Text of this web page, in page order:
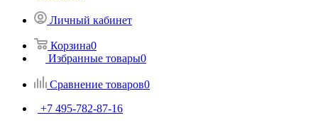
Личный кабинет
Корзина0
Избранные товары0
Сравнение товаров0
+7 495-782-87-16